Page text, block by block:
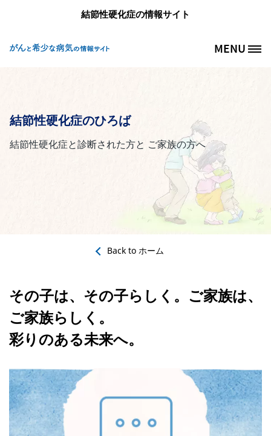
メインコンテンツに移動
結節性硬化症の情報サイト
Site Logo MENU
結節性硬化症のひろば
結節性硬化症と診断された方と ご家族の方へ
Back to ホーム
その子は、その子らしく。ご家族は、
ご家族らしく。
彩りのある未来へ。